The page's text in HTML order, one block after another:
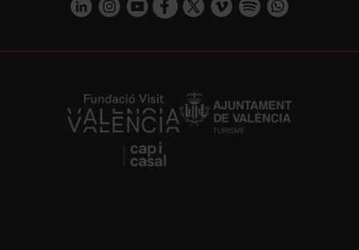
https://www.linkedin.com/company/turismo-valencia/mycompany/
https://www.instagram.com/visit_valencia/
https://www.youtube.com/user/
https://www.facebook.com/
https://twitter.com/
https://vimeo.com/
https://https://api.whatsapp.com/
https://fundacion.visitvalencia.com/